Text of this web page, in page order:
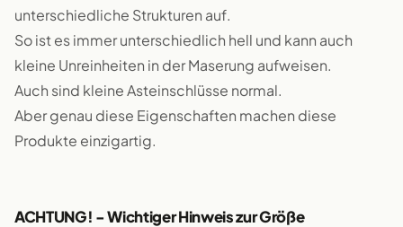
unterschiedliche Strukturen auf.
So ist es immer unterschiedlich hell und kann auch
kleine Unreinheiten in der Maserung aufweisen.
Auch sind kleine Asteinschlüsse normal.
Aber genau diese Eigenschaften machen diese
Produkte einzigartig.
ACHTUNG! - Wichtiger Hinweis zur Größe